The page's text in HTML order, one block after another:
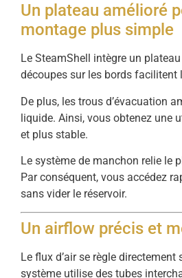
Un plateau amélioré
montage plus simple
Le SteamShell intègre un
découpes sur les bords facilitent
De plus, les trous d’évacuation
liquide. Ainsi, vous obtenez une
et plus stable.
Le système de manchon relie le
Par conséquent, vous accédez
sans vider le réservoir.
Un airflow précis et
Le flux d’air se règle directement
système utilise des tubes